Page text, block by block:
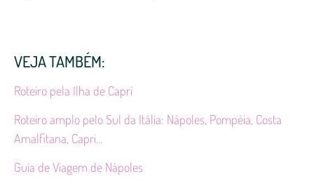
VEJA TAMBÉM:
Roteiro pela Ilha de Capri
Roteiro amplo pelo Sul da Itália: Nápoles, Pompéia, Costa
Amalfitana, Capri…
Guia de Viagem de Nápoles